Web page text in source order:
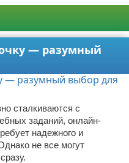
— разумный
сталкиваются с
заданий, онлайн-
надежного и
не все могут